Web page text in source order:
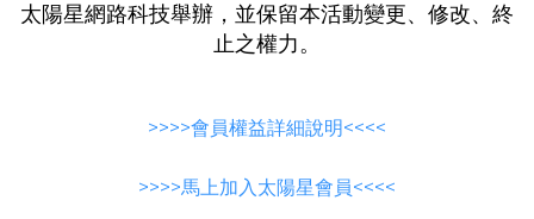
太陽星網路科技舉辦，並保留本活動變更、修改、終
止之權力。
>>>>會員權益詳細說明<<<<
>>>>馬上加入太陽星會員<<<<